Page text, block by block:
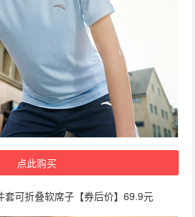
点此购买
套可折叠软席子【券后价】69.9元